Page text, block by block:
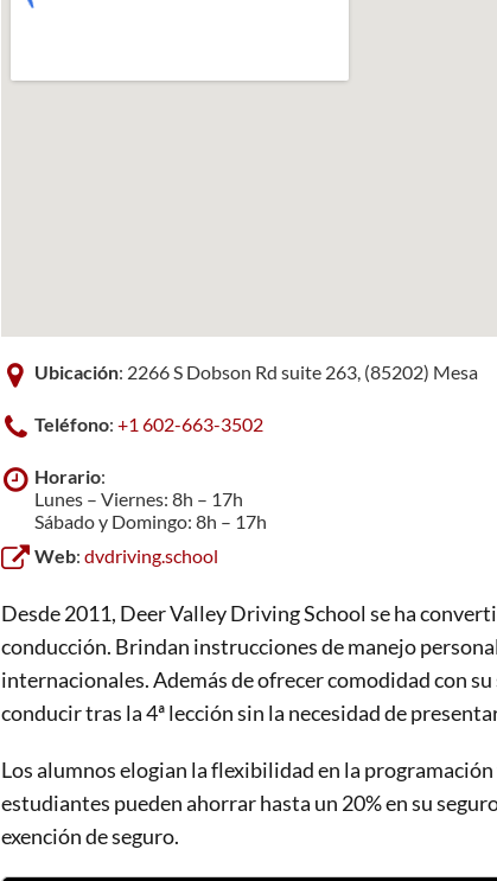
Ubicación: 2266 S Dobson Rd suite 263, (85202) Mesa
Teléfono: +1 602-663-3502
Horario:
Lunes – Viernes: 8h – 17h
Sábado y Domingo: 8h – 17h
Web: dvdriving.school
Desde 2011, Deer Valley Driving School se ha
conducción. Brindan instrucciones de manejo
internacionales. Además de ofrecer comodidad con
conducir tras la 4ª lección sin la necesidad de
Los alumnos elogian la flexibilidad en la
estudiantes pueden ahorrar hasta un 20% en su
exención de seguro.